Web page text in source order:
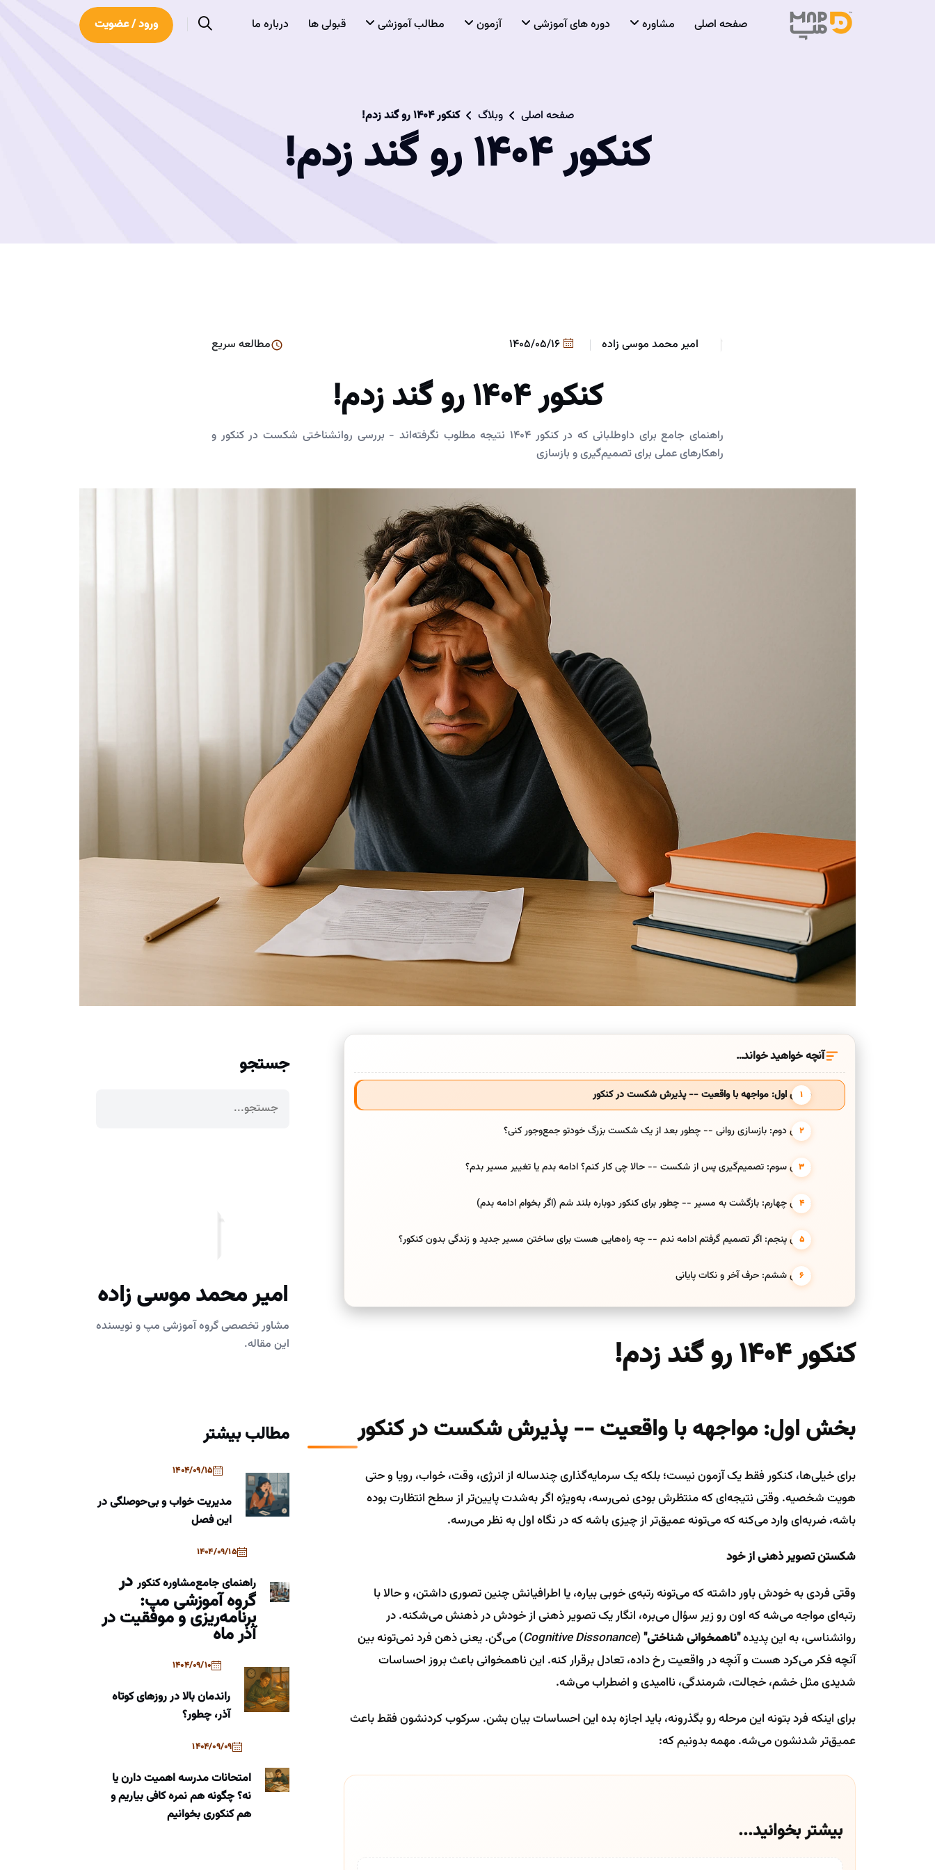
صفحه اصلی مشاوره دوره های آموزشی آزمون مطالب آموزشی قبولی ها درباره ما ورود / عضویت
صفحه اصلی وبلاگ کنکور 1404 رو گند زدم!
کنکور 1404 رو گند زدم!
امیر محمد موسی زاده مطالعه سریع
کنکور 1404 رو گند زدم!
راهنمای جامع برای داوطلبانی که در کنکور 1404 نتیجه مطلوب نگرفته‌اند - بررسی روانشناختی شکست در کنکور و
راهکارهای عملی برای تصمیم‌گیری و بازسازی
آنچه خواهید خواند…
بخش اول: مواجهه با واقعیت -- پذیرش شکست در کنکور
بخش دوم: بازسازی روانی -- چطور بعد از یک شکست بزرگ خودتو جمع‌وجور کنی؟
بخش سوم: تصمیم‌گیری پس از شکست -- حالا چی کار کنم؟ ادامه بدم یا تغییر مسیر بدم؟
بخش چهارم: بازگشت به مسیر -- چطور برای کنکور دوباره بلند شم (اگر بخوام ادامه بدم)
بخش پنجم: اگر تصمیم گرفتم ادامه ندم -- چه راه‌هایی هست برای ساختن مسیر جدید و زندگی بدون کنکور؟
بخش ششم: حرف آخر و نکات پایانی
کنکور 1404 رو گند زدم!
بخش اول: مواجهه با واقعیت -- پذیرش شکست در کنکور
برای خیلی‌ها، کنکور فقط یک آزمون نیست؛ بلکه یک سرمایه‌گذاری چندساله از انرژی، وقت، خواب، رویا و حتی
هویت شخصیه. وقتی نتیجه‌ای که منتظرش بودی نمی‌رسه، به‌ویژه اگر به‌شدت پایین‌تر از سطح انتظارت بوده
باشه، ضربه‌ای وارد می‌کنه که می‌تونه عمیق‌تر از چیزی باشه که در نگاه اول به نظر می‌رسه.
شکستن تصویر ذهنی از خود
وقتی فردی به خودش باور داشته که می‌تونه رتبه‌ی خوبی بیاره، یا اطرافیانش چنین تصوری داشتن، و حالا با
رتبه‌ای مواجه می‌شه که اون رو زیر سؤال می‌بره، انگار یک تصویر ذهنی از خودش در ذهنش می‌شکنه. در
روانشناسی، به این پدیده"ناهمخوانی شناختی"(
Cognitive Dissonance) می‌گن. یعنی ذهن فرد نمی‌تونه بین
آنچه فکر می‌کرد هست و آنچه در واقعیت رخ داده، تعادل برقرار کنه. این ناهمخوانی باعث بروز احساسات
شدیدی مثل خشم، خجالت، شرمندگی، ناامیدی و اضطراب می‌شه.
برای اینکه فرد بتونه این مرحله رو بگذرونه، باید اجازه بده این احساسات بیان بشن. سرکوب کردنشون فقط باعث
عمیق‌تر شدنشون می‌شه. مهمه بدونیم که:
بیشتر بخوانید...
جستجو
امیر محمد موسی زاده
مشاور تخصصی گروه آموزشی مپ و نویسنده
این مقاله.
مطالب بیشتر
1404/09/15
مدیریت خواب و بی‌حوصلگی در
این فصل
1404/09/15
راهنمای جامعمشاوره کنکوردر
گروه آموزشی مپ:
برنامه‌ریزی و موفقیت در
آذر ماه
1404/09/10
راندمان بالا در روزهای کوتاه
آذر، چطور؟
1404/09/09
امتحانات مدرسه اهمیت دارن یا
نه؟ چگونه هم نمره کافی بیاریم و
هم کنکوری بخوانیم